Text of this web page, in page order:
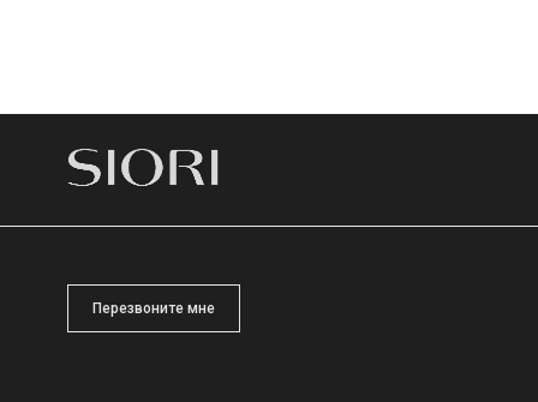
Перезвоните мне